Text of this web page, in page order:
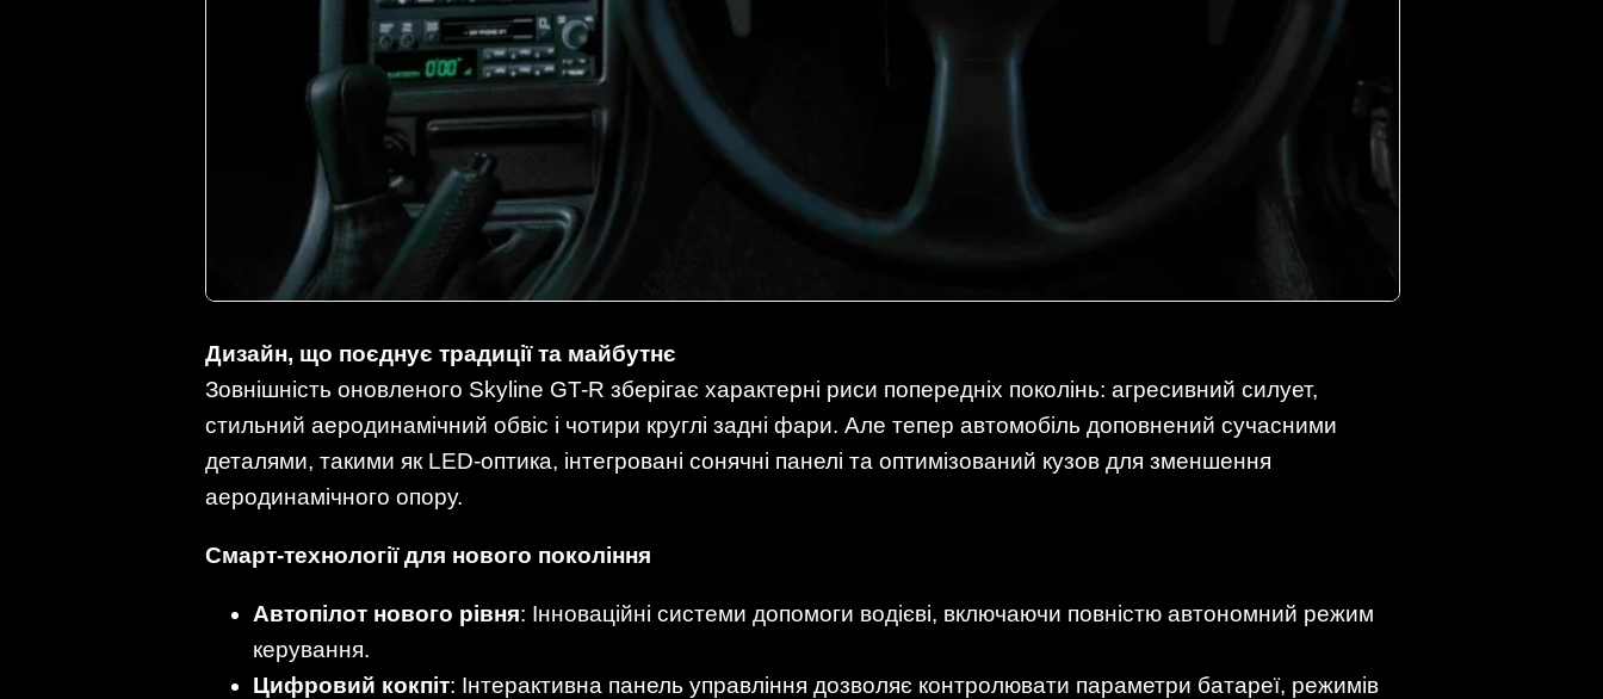
Дизайн, що поєднує традиції та майбутнє
Зовнішність оновленого Skyline GT-R зберігає характерні риси попередніх поколінь: агресивний силует,
стильний аеродинамічний обвіс і чотири круглі задні фари. Але тепер автомобіль доповнений сучасними
деталями, такими як LED-оптика, інтегровані сонячні панелі та оптимізований кузов для зменшення
аеродинамічного опору.
Смарт-технології для нового покоління
Автопілот нового рівня: Інноваційні системи допомоги водієві, включаючи повністю автономний режим
керування.
Цифровий кокпіт: Інтерактивна панель управління дозволяє контролювати параметри батареї, режимів